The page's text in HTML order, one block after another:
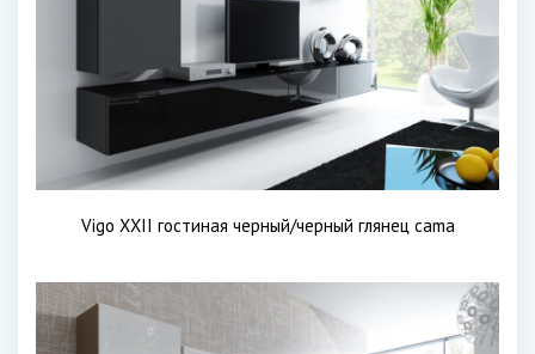
Vigo XXII гостиная черный/черный глянец cama